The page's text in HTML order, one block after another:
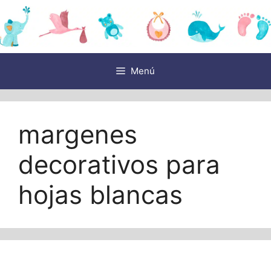
Saltar
al
contenido
Menú
margenes
decorativos para
hojas blancas